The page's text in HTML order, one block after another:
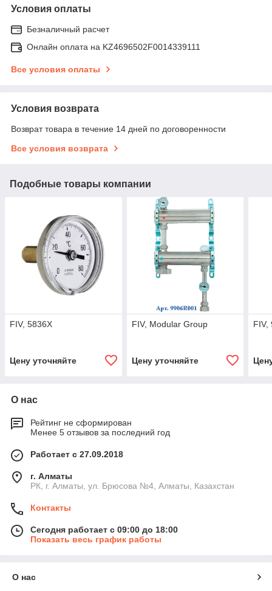
Условия оплаты
Безналичный расчет
Онлайн оплата на KZ4696502F0014339111
Все условия оплаты
Условия возврата
Возврат товара в течение 14 дней по договоренности
Все условия возврата
Подобные товары компании
FIV, 5836X
Цену уточняйте
FIV, Modular Group
Цену уточняйте
FIV,
О нас
Рейтинг не сформирован
Менее 5 отзывов за последний год
Работает с 27.09.2018
г. Алматы
РК, г. Алматы, ул. Брюсова №4, Алматы, Казахстан
Контакты
Сегодня работает с 09:00 до 18:00
Показать весь график работы
О нас